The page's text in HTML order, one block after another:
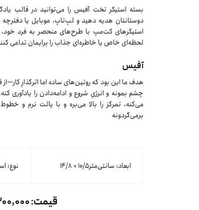
بسته استیکر تخت آفیس را می‌توانید در قالب
دوستانتان هدیه دهید و لپ‌تاپ، موبایل یا
استیکرهای کت‌مپ با طرح‌های منحصر به فرد خود،
لحظه‌ای خاص یا خاطره‌ای جذاب را برایمان تداعی
آفیس
هدف ما این بود که روتین‌های ساده اما اثرگذارِ
چشم بمونه و انرژیِ شروع و ادامه‌دادن را یادآوری
می‌کنه، تمرکز را بالا می‌بره و با پالت نرم و
برمی‌گردونه
ابعاد: سانتی‌متر۱۰/۵ × ۱۴/٨ نوع:
قیمت:۲۰۰,۰۰۰